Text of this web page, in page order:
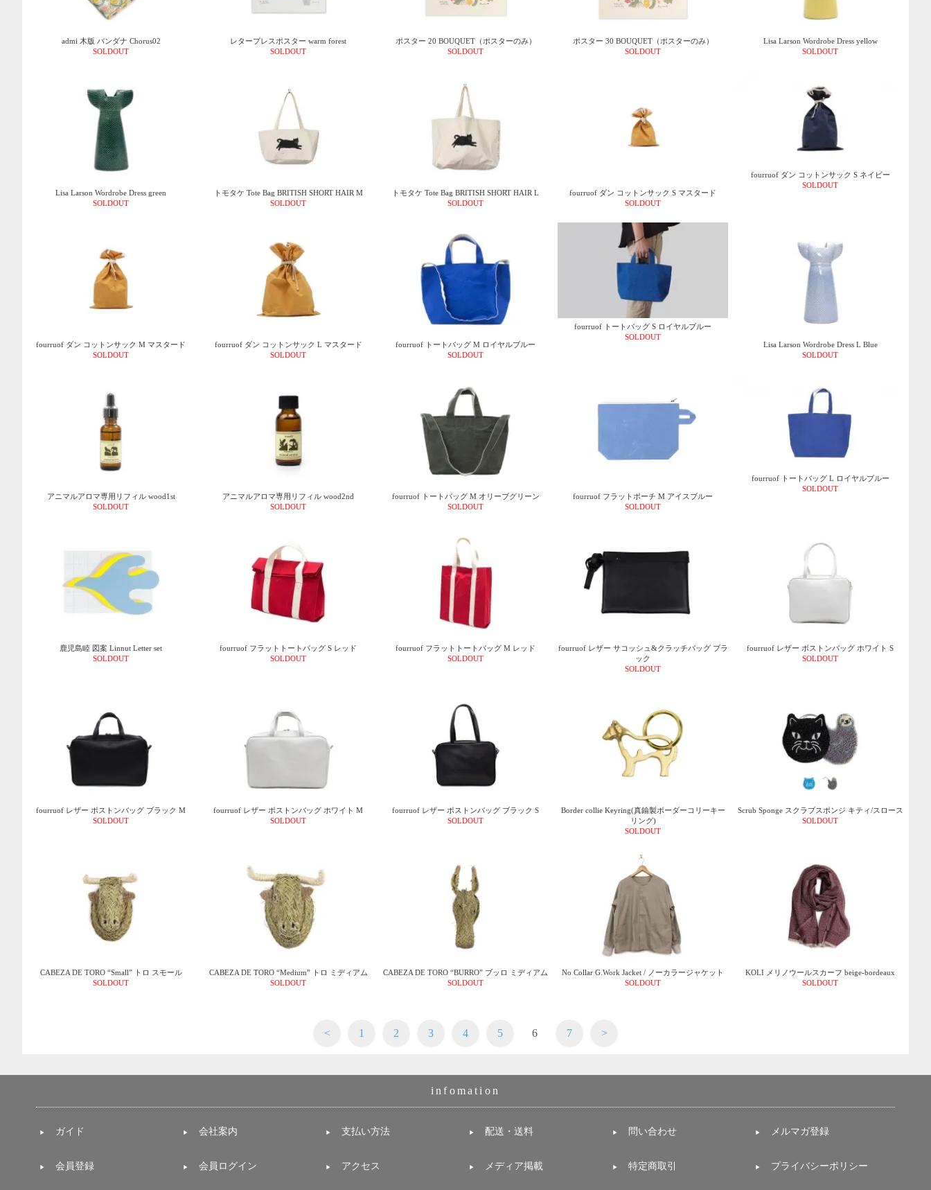
admi 木版 バンダナ Chorus02
SOLDOUT
レタープレスポスター warm forest
SOLDOUT
ポスター 20 BOUQUET（ポスターのみ）
SOLDOUT
ポスター 30 BOUQUET（ポスターのみ）
SOLDOUT
Lisa Larson Wordrobe Dress yellow
SOLDOUT
Lisa Larson Wordrobe Dress green
SOLDOUT
トモタケ Tote Bag BRITISH SHORT HAIR M
SOLDOUT
トモタケ Tote Bag BRITISH SHORT HAIR L
SOLDOUT
fourruof ダン コットンサック S マスタード
SOLDOUT
fourruof ダン コットンサック S ネイビー
SOLDOUT
fourruof ダン コットンサック M マスタード
SOLDOUT
fourruof ダン コットンサック L マスタード
SOLDOUT
fourruof トートバッグ M ロイヤルブルー
SOLDOUT
fourruof トートバッグ S ロイヤルブルー
SOLDOUT
Lisa Larson Wordrobe Dress L Blue
SOLDOUT
アニマルアロマ専用リフィル wood1st
SOLDOUT
アニマルアロマ専用リフィル wood2nd
SOLDOUT
fourruof トートバッグ M オリーブグリーン
SOLDOUT
fourruof フラットポーチ M アイスブルー
SOLDOUT
fourruof トートバッグ L ロイヤルブルー
SOLDOUT
鹿児島睦 図案 Linnut Letter set
SOLDOUT
fourruof フラットトートバッグ S レッド
SOLDOUT
fourruof フラットトートバッグ M レッド
SOLDOUT
fourruof レザー サコッシュ&クラッチバッグ ブラ
ック
SOLDOUT
fourruof レザー ボストンバッグ ホワイト S
SOLDOUT
fourruof レザー ボストンバッグ ブラック M
SOLDOUT
fourruof レザー ボストンバッグ ホワイト M
SOLDOUT
fourruof レザー ボストンバッグ ブラック S
SOLDOUT
Border collie Keyring(真鍮製ボーダーコリーキー
リング)
SOLDOUT
Scrub Sponge スクラブスポンジ キティ/スロース
SOLDOUT
CABEZA DE TORO “Small” トロ スモール
SOLDOUT
CABEZA DE TORO “Medium” トロ ミディアム
SOLDOUT
CABEZA DE TORO “BURRO” ブッロ ミディアム
SOLDOUT
No Collar G.Work Jacket / ノーカラージャケット
SOLDOUT
KOLI メリノウールスカーフ beige-bordeaux
SOLDOUT
< 1 2 3 4 5 6 7 >
infomation
ガイド 会社案内 支払い方法 配送・送料 問い合わせ メルマガ登録
会員登録 会員ログイン アクセス メディア掲載 特定商取引 プライバシーポリシー